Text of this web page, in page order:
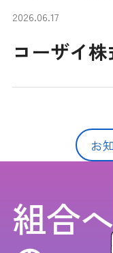
2026.06.17
コーザイ
お
組合